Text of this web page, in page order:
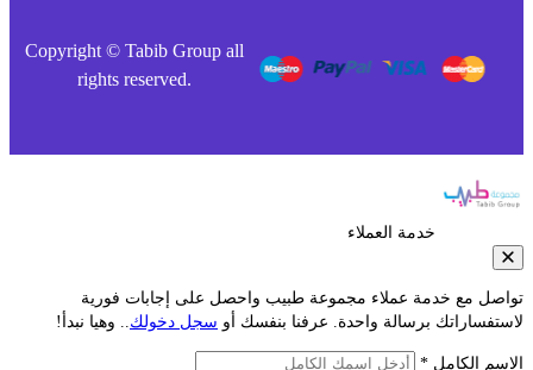
Copyright © Tabib Group all
rights reserved.
خدمة العملاء
مع خدمة عملاء مجموعة طبيب واحصل على إجابات فورية
برسالة واحدة. عرفنا بنفسك أوسجل دخولك.. وهيا نبدأ!
الكامل *